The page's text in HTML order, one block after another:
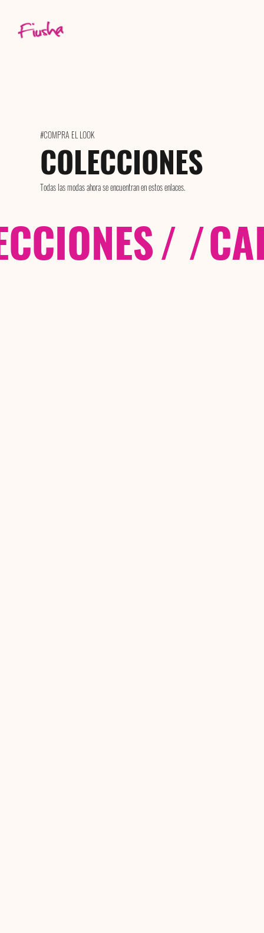
#COMPRA EL LOOK
COLECCIONES
Todas las modas ahora se encuentran en estos enlaces.
/ /